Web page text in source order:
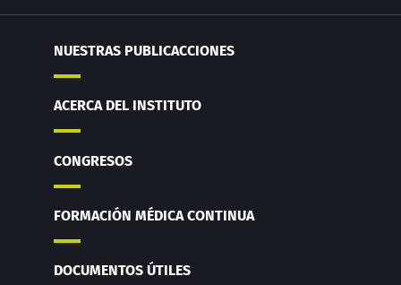
NUESTRAS PUBLICACCIONES
ACERCA DEL INSTITUTO
CONGRESOS
FORMACIÓN MÉDICA CONTINUA
DOCUMENTOS ÚTILES